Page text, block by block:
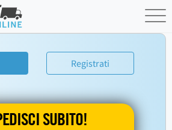
Registrati
SUBITO!